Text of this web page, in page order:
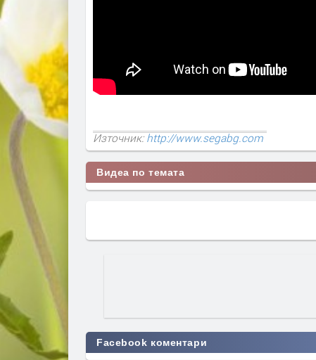
Източник:http://www.segabg.com
Видеа по темата
Facebook коментари